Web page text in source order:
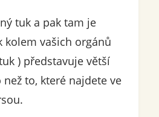
tuk a pak tam je
kolem vašich orgánů
) představuje větší
to, které najdete ve